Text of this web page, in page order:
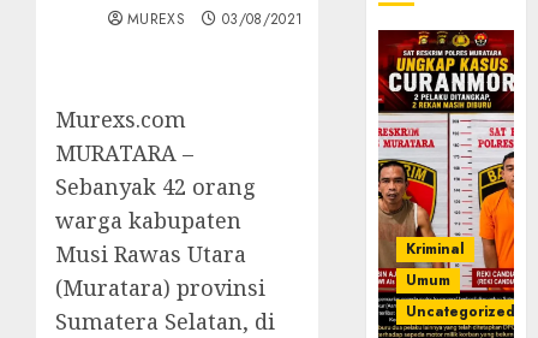
MUREXS 03/08/2021
Murexs.com
MURATARA –
Sebanyak 42 orang
warga kabupaten
Musi Rawas Utara
(Muratara) provinsi
Sumatera Selatan, di
Kriminal
Umum
Uncategorized